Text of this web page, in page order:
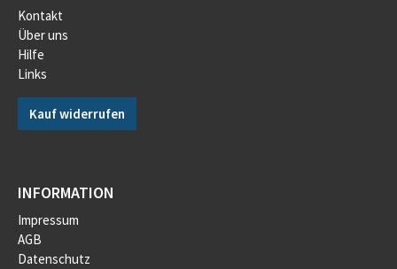
Kontakt
Über uns
Hilfe
Links
Kauf widerrufen
INFORMATION
Impressum
AGB
Datenschutz